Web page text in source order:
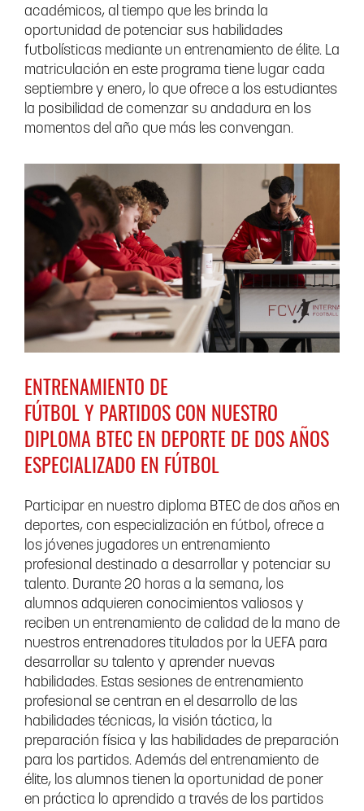
académicos, al tiempo que les brinda la
oportunidad de potenciar sus habilidades
futbolísticas mediante un entrenamiento de élite. La
matriculación en este programa tiene lugar cada
septiembre y enero, lo que ofrece a los estudiantes
la posibilidad de comenzar su andadura en los
momentos del año que más les convengan.
ENTRENAMIENTO DE
FÚTBOL Y PARTIDOS CON NUESTRO
DIPLOMA BTEC EN DEPORTE DE DOS AÑOS
ESPECIALIZADO EN FÚTBOL
Participar en nuestro diploma BTEC de dos años en
deportes, con especialización en fútbol, ofrece a
los jóvenes jugadores un entrenamiento
profesional destinado a desarrollar y potenciar su
talento. Durante 20 horas a la semana, los
alumnos adquieren conocimientos valiosos y
reciben un entrenamiento de calidad de la mano de
nuestros entrenadores titulados por la UEFA para
desarrollar su talento y aprender nuevas
habilidades. Estas sesiones de entrenamiento
profesional se centran en el desarrollo de las
habilidades técnicas, la visión táctica, la
preparación física y las habilidades de preparación
para los partidos. Además del entrenamiento de
élite, los alumnos tienen la oportunidad de poner
en práctica lo aprendido a través de los partidos